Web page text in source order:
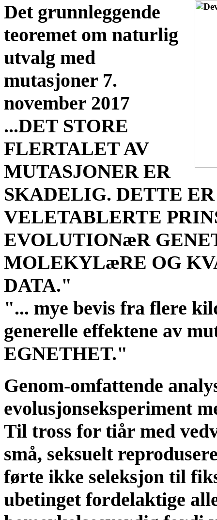
Det grunnleggende
teoremet om naturlig
utvalg med
mutasjoner 7.
november 2017
...DET STORE
FLERTALET AV
MUTASJONER ER
SKADELIG. DETTE
VELETABLERTE
EVOLUTIONæR
MOLEKYLæRE OG
DATA."
"... mye bevis fra flere
generelle effektene av
EGNETHET."
Genom-omfattende
evolusjonseksperiment
Til tross for tiår med
små, seksuelt
førte ikke seleksjon til
ubetinget fordelaktige